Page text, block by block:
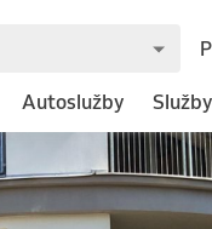
Autoslužby